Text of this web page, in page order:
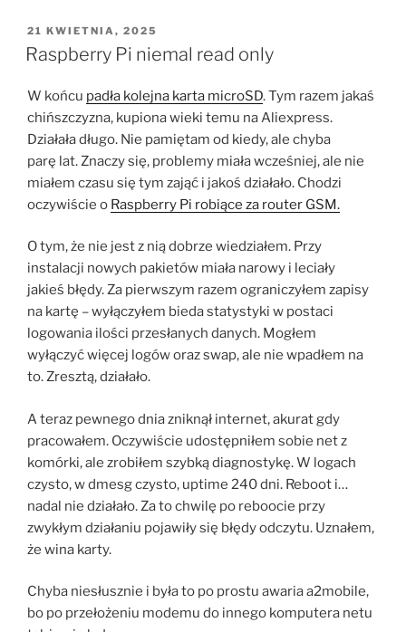
OPUBLIKOWANE
W
21 KWIETNIA, 2025
Raspberry Pi niemal read only
W końcu padła kolejna karta microSD. Tym razem jakaś
chińszczyzna, kupiona wieki temu na Aliexpress.
Działała długo. Nie pamiętam od kiedy, ale chyba
parę lat. Znaczy się, problemy miała wcześniej, ale nie
miałem czasu się tym zająć i jakoś działało. Chodzi
oczywiście o Raspberry Pi robiące za router GSM.
O tym, że nie jest z nią dobrze wiedziałem. Przy
instalacji nowych pakietów miała narowy i leciały
jakieś błędy. Za pierwszym razem ograniczyłem zapisy
na kartę – wyłączyłem bieda statystyki w postaci
logowania ilości przesłanych danych. Mogłem
wyłączyć więcej logów oraz swap, ale nie wpadłem na
to. Zresztą, działało.
A teraz pewnego dnia zniknął internet, akurat gdy
pracowałem. Oczywiście udostępniłem sobie net z
komórki, ale zrobiłem szybką diagnostykę. W logach
czysto, w dmesg czysto, uptime 240 dni. Reboot i…
nadal nie działało. Za to chwilę po reboocie przy
zwykłym działaniu pojawiły się błędy odczytu. Uznałem,
że wina karty.
Chyba niesłusznie i była to po prostu awaria a2mobile,
bo po przełożeniu modemu do innego komputera netu